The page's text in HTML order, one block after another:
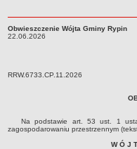
Lokalizacja
Związki i stowarzyszenia
Realizacja zadań
Rejestr zbiorów danych
Obwieszczenie Wójta Gminy
Obwieszczenie Wójta Gminy Rypin
22.06.2026
RRW.6733.CP.11.2026
Na podstawie art. 53 ust. 1
zagospodarowaniu przestrzennym
W Ó J